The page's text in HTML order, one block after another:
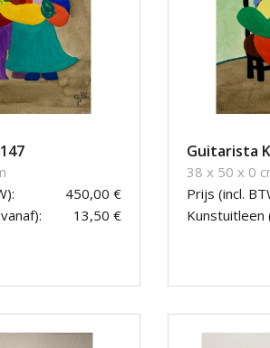
450,00 €
13,50 €
Guitarista
38 x 50 x 0
Prijs (incl.
Kunstuitleen